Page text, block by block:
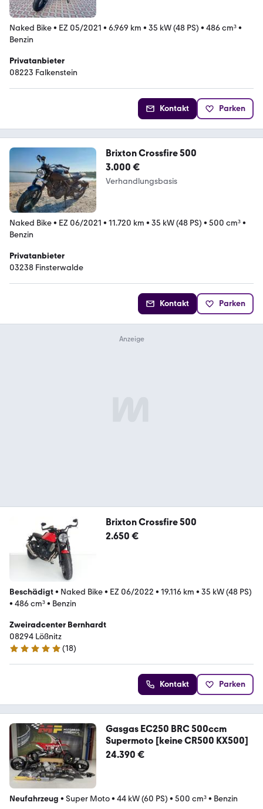
Naked Bike• EZ 05/2021 • 6.969 km • 35 kW (48 PS) • 486 cm³•
Benzin
Privatanbieter
08223 Falkenstein
Kontakt Parken
Brixton Crossfire 500
3.000 €
Verhandlungsbasis
Naked Bike• EZ 06/2021 • 11.720 km • 35 kW (48 PS) • 500 cm³•
Benzin
Privatanbieter
03238 Finsterwalde
Kontakt Parken
Brixton Crossfire 500
2.650 €
Beschädigt• Naked Bike• EZ 06/2022 • 19.116 km • 35 kW (48 PS)
• 486 cm³• Benzin
Zweiradcenter Bernhardt
08294 Lößnitz
5 Sterne
(18)
Kontakt Parken
Gasgas EC250 BRC 500ccm
Supermoto [keine CR500 KX500]
24.390 €
Neufahrzeug • Super Moto• 44 kW (60 PS) • 500 cm³• Benzin